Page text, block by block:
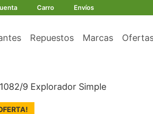
Carro Envíos
Repuestos Marcas
9 Explorador Simple